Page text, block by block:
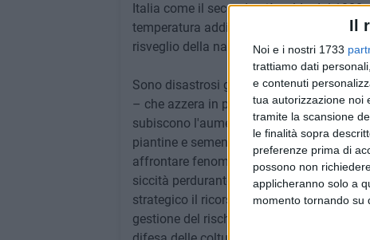
Il
Noi e i nostri 1733
trattiamo dati
e contenuti
tua autorizzazione noi
tramite la scansione
le finalità sopra
preferenze prima di
possono non
applicheranno solo a
momento tornando su
Italia come il secondo più caldo dal
temperatura addirittura superiore di 2,03
risveglio della natura con l'anticipo delle
Sono disastrosi gli effetti sui campi della
– che azzera in pochi attimi gli sforzi
subiscono l'aumento dei costi a causa
piantine e sementi e utilizzo aggiuntivo
affrontare fenomeni controversi, dove in
siccità perdurante. Di fronte al ripetersi
strategico il ricorso all'assicurazione –
gestione del rischio, mentre è stato